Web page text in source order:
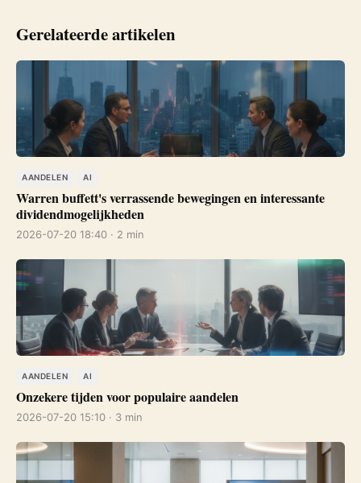
Gerelateerde artikelen
AANDELEN AI
Warren buffett's verrassende bewegingen en interessante
dividendmogelijkheden
2026-07-20 18:40 · 2 min
AANDELEN AI
Onzekere tijden voor populaire aandelen
2026-07-20 15:10 · 3 min